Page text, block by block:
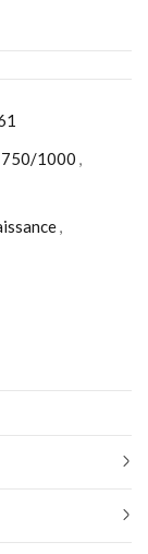
1000 ,
,